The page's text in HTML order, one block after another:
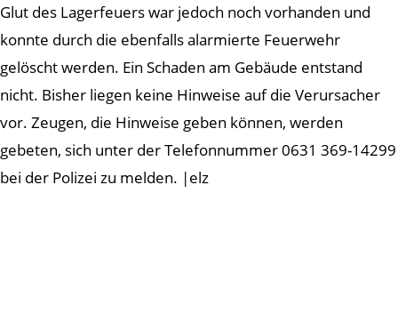
Glut des Lagerfeuers war jedoch noch vorhanden und
konnte durch die ebenfalls alarmierte Feuerwehr
gelöscht werden. Ein Schaden am Gebäude entstand
nicht. Bisher liegen keine Hinweise auf die Verursacher
vor. Zeugen, die Hinweise geben können, werden
gebeten, sich unter der Telefonnummer 0631 369-14299
bei der Polizei zu melden. |elz